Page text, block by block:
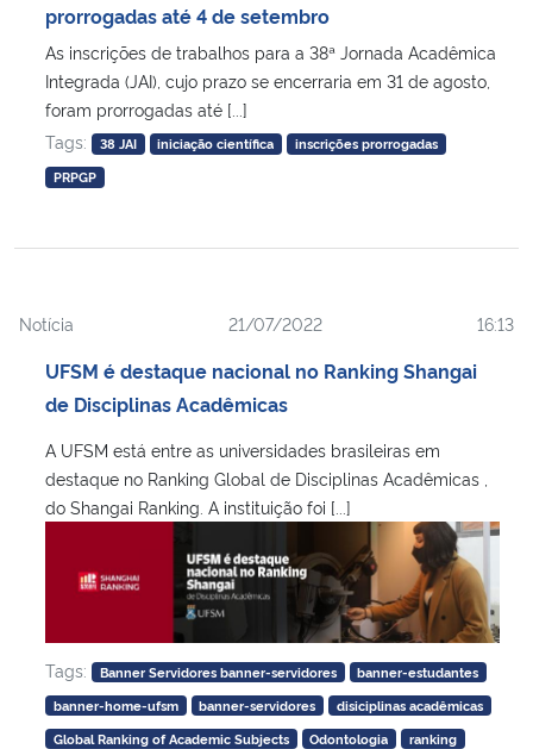
prorrogadas até 4 de setembro
As inscrições de trabalhos para a 38ª Jornada Acadêmica
Integrada (JAI), cujo prazo se encerraria em 31 de agosto,
foram prorrogadas até [...]
Tags:
38 JAI iniciação científica
inscrições prorrogadas
PRPGP
Notícia 21/07/2022 16:13
UFSM é destaque nacional no Ranking Shangai
de Disciplinas Acadêmicas
A UFSM está entre as universidades brasileiras em
destaque no Ranking Global de Disciplinas Acadêmicas ,
do Shangai Ranking. A instituição foi [...]
Tags: Banner Servidores banner-servidores
banner-estudantes
banner-home-ufsm
banner-servidores
disiciplinas acadêmicas
Global Ranking of Academic Subjects
Odontologia
ranking